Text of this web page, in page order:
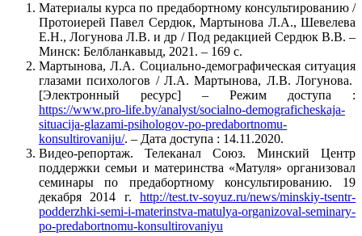
Материалы курса по предабортному консультированию /
Протоиерей Павел Сердюк, Мартынова Л.А., Шевелева
Е.Н., Логунова Л.В. и др / Под редакцией Сердюк В.В. –
Минск: Белбланкавыд, 2021. – 169 с.
Мартынова, Л.А. Социально-демографическая ситуация
глазами психологов / Л.А. Мартынова, Л.В. Логунова.
[Электронный ресурс] – Режим доступа :
https://www.pro-life.by/analyst/socialno-demograficheskaja-
situacija-glazami-psihologov-po-predabortnomu-
konsultirovaniju/. – Дата доступа : 14.11.2020.
Видео-репортаж. Телеканал Союз. Минский Центр
поддержки семьи и материнства «Матуля» организовал
семинары по предабортному консультированию. 19
декабря 2014 г. http://test.tv-soyuz.ru/news/minskiy-tsentr-
podderzhki-semi-i-materinstva-matulya-organizoval-seminary-
po-predabortnomu-konsultirovaniyu